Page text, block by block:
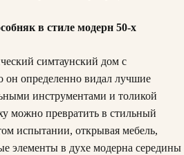
в стиле модерн 50-х
симтаунский дом с
определенно видал лучшие
инструментами и толикой
можно превратить в стильный
испытании, открывая мебель,
элементы в духе модерна середины